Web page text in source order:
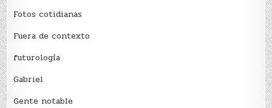
Fotos cotidianas
Fuera de contexto
futurología
Gabriel
Gente notable